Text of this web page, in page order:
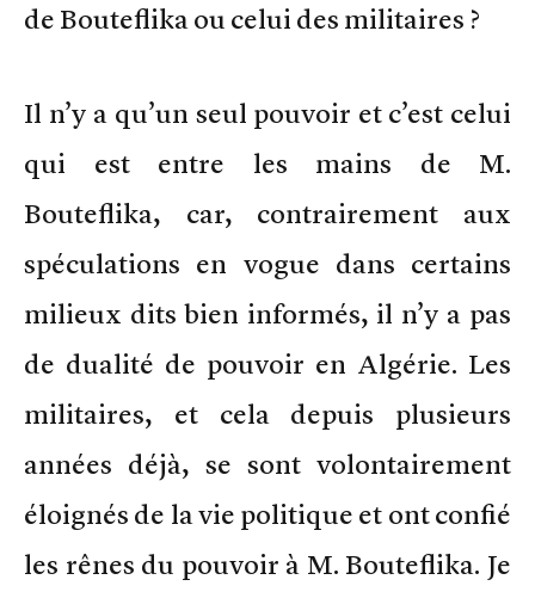
de Bouteflika ou celui des militaires ?
Il n’y a qu’un seul pouvoir et c’est celui
qui est entre les mains de M.
Bouteflika, car, contrairement aux
spéculations en vogue dans certains
milieux dits bien informés, il n’y a pas
de dualité de pouvoir en Algérie. Les
militaires, et cela depuis plusieurs
années déjà, se sont volontairement
éloignés de la vie politique et ont confié
les rênes du pouvoir à M. Bouteflika. Je